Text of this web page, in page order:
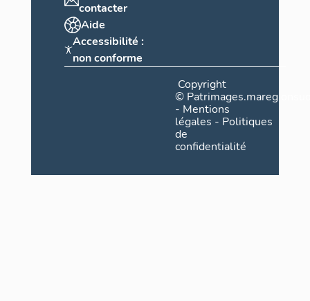
contacter
Aide
Accessibilité :
non conforme
Copyright
©
- Mentions
légales - Politiques
de
confidentialité